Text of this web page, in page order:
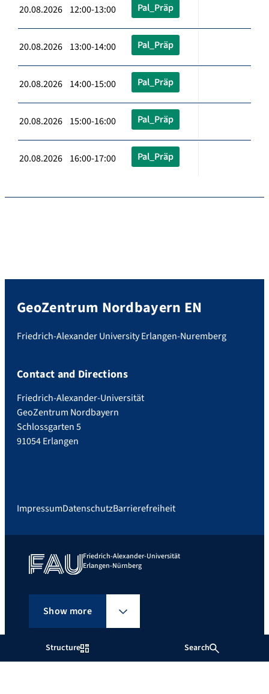
Structure Search
20.08.2026 12:00-13:00 Pal_Präp
20.08.2026 13:00-14:00 Pal_Präp
20.08.2026 14:00-15:00 Pal_Präp
20.08.2026 15:00-16:00 Pal_Präp
20.08.2026 16:00-17:00 Pal_Präp
GeoZentrum Nordbayern EN
Friedrich-Alexander University Erlangen-Nuremberg
Contact and Directions
Friedrich-Alexander-Universität
GeoZentrum Nordbayern
Schlossgarten 5
91054 Erlangen
ImpressumDatenschutzBarrierefreiheit
Friedrich-Alexander-Universität
Erlangen-Nürnberg
Show more